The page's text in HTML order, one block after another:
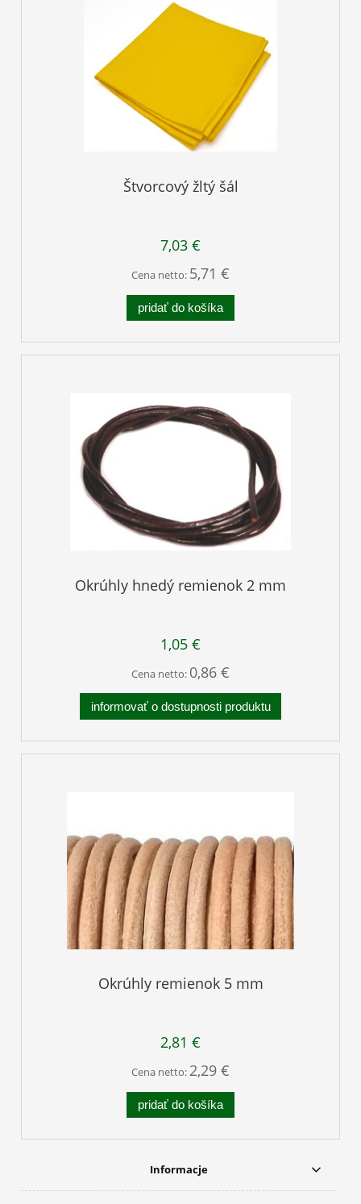
Štvorcový žltý šál
7,03 €
Cena netto: 5,71 €
pridať do košíka
Okrúhly hnedý remienok 2 mm
1,05 €
Cena netto: 0,86 €
informovať o dostupnosti produktu
Okrúhly remienok 5 mm
2,81 €
Cena netto: 2,29 €
pridať do košíka
Informacje